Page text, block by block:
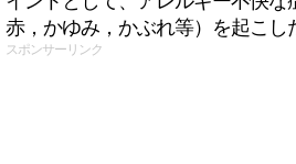
赤，かゆみ，かぶれ等）を起こし
スポンサーリンク